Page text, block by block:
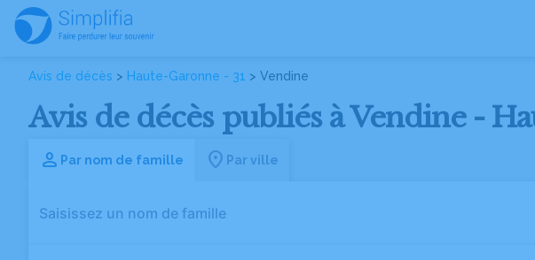
Avis de décès > Haute-Garonne - 31 > Vendine
Avis de décès publiés à Vendine -
Par nom de famille Par ville